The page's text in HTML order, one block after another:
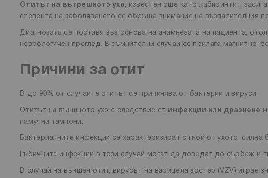
Отитът на вътрешното ухо, известен още като лабиринтит,
степента на заболяването се обръща внимание на възпалителния
Диагнозата се поставя въз основа на анамнезата на пациента,
неврологичен преглед. В съмнителни случаи се прилага магнитно-
Причини за отит
В до 90% от случаите отитът се причинява от бактерии и вируси.
Отитът на външното ухо е следствие от инфекции или дразнене
памучни тампони.
Бактериалните инфекции се характеризират с гной от ухото, силна
Гъбичните инфекции в този случай могат да доведат до сърбеж и
В случай на външен отит, вирусът на варицела зостер (VZV) играе